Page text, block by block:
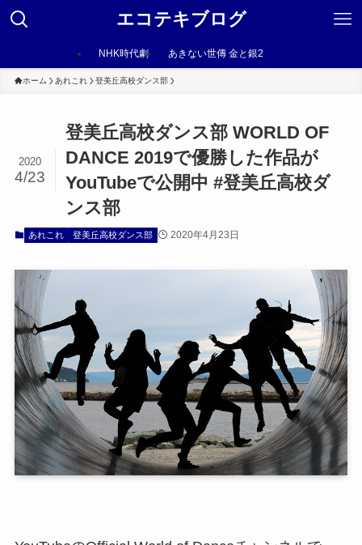
エコテキブログ
NHK時代劇 あきない世傳 金と銀2
ホーム あれこれ 登美丘高校ダンス部
登美丘高校ダンス部 WORLD OF
DANCE 2019で優勝した作品が
YouTubeで公開中 #登美丘高校ダ
ンス部
2020
4/23
あれこれ 登美丘高校ダンス部 2020年4月23日